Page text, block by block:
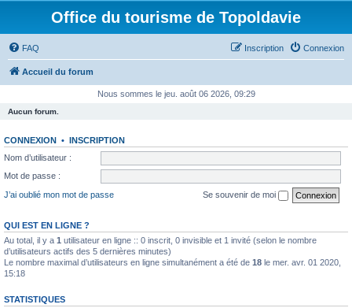
Office du tourisme de Topoldavie
FAQ Connexion
Inscription
Accueil du forum
Nous sommes le jeu. août 06 2026, 09:29
Aucun forum.
CONNEXION • INSCRIPTION
Nom d’utilisateur :
Mot de passe :
J’ai oublié mon mot de passe
Se souvenir de moi
QUI EST EN LIGNE ?
Au total, il y a 1 utilisateur en ligne :: 0 inscrit, 0 invisible et 1 invité (selon le nombre
d’utilisateurs actifs des 5 dernières minutes)
Le nombre maximal d’utilisateurs en ligne simultanément a été de 18 le mer. avr. 01 2020,
15:18
STATISTIQUES